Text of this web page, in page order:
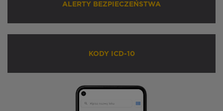
ALERTY BEZPIECZEŃSTWA
KODY ICD-10